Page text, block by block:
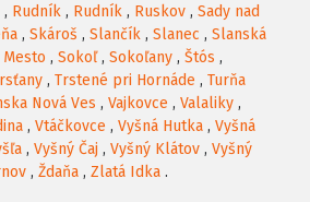
, Rudník , Rudník , Ruskov , Sady nad
, Skároš , Slančík , Slanec , Slanská
, Sokoľ, Sokoľany , Štós ,
, Trstené pri Hornáde , Turňa
Nová Ves , Vajkovce , Valaliky ,
, Vtáčkovce , Vyšná Hutka , Vyšná
, Vyšný Čaj , Vyšný Klátov , Vyšný
, Ždaňa , Zlatá Idka .